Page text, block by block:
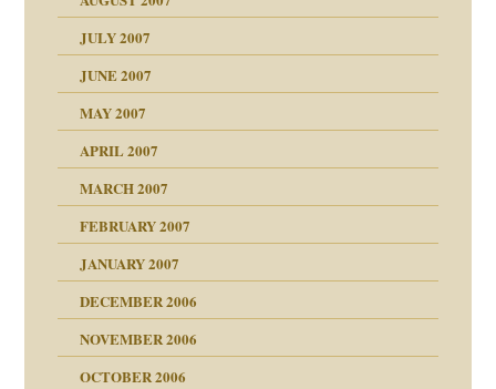
in meiner
voller Absicht!"
JULY 2007
JUNE 2007
MAY 2007
APRIL 2007
MARCH 2007
FEBRUARY 2007
JANUARY 2007
DECEMBER 2006
NOVEMBER 2006
OCTOBER 2006